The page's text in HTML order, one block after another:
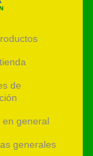
de
en general
generales